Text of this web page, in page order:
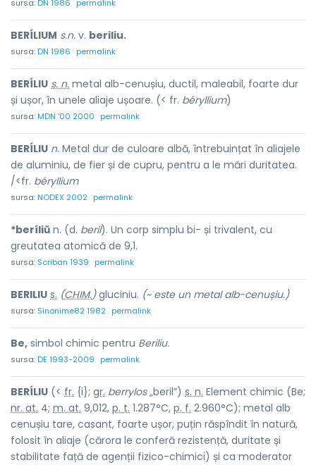
sursa:DN 1986 permalink
BERÍLIUM s.n. v. beriliu.
sursa:DN 1986 permalink
BERÍLIU s. n. metal alb-cenușiu, ductil, maleabil, foarte dur
și ușor, în unele aliaje ușoare. (< fr. béryllium)
sursa:MDN '00 2000 permalink
BERÍLIU n. Metal dur de culoare albă, întrebuințat în aliajele
de aluminiu, de fier și de cupru, pentru a le mări duritatea.
/<fr. béryllium
sursa:NODEX 2002 permalink
*beríliŭ n. (d. beril). Un corp simplu bi- și trivalent, cu
greutatea atomică de 9,1.
sursa: Scriban 1939 permalink
BERILIU s. (CHIM.)gluciniu. (~ este un metal alb-cenușiu.)
sursa: Sinonime82 1982 permalink
Be, simbol chimic pentru Beriliu.
sursa:DE 1993-2009 permalink
BERÍLIU (< fr. {i}; gr. berrylos„beril”) s. n. Element chimic (Be;
nr. at. 4; m. at. 9,012, p. t. 1.287°C, p. f. 2.960°C); metal alb
cenușiu tare, casant, foarte ușor, puțin răspîndit în natură,
folosit în aliaje (cărora le conferă rezistență, duritate și
stabilitate față de agenții fizico-chimici) și ca moderator